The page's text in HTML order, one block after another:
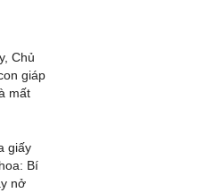
Chủ
giáp
mất
giấy
Bí
nở